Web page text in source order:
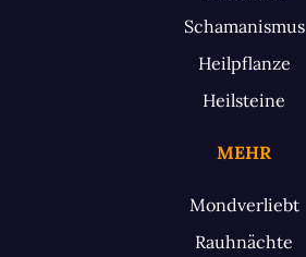
Schamanismus
Heilpflanze
Heilsteine
MEHR
Mondverliebt
Rauhnächte